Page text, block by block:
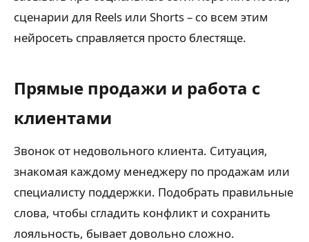
сценарии для Reels или Shorts – со всем этим
нейросеть справляется просто блестяще.
Прямые продажи и работа с
клиентами
Звонок от недовольного клиента. Ситуация,
знакомая каждому менеджеру по продажам или
специалисту поддержки. Подобрать правильные
слова, чтобы сгладить конфликт и сохранить
лояльность, бывает довольно сложно.